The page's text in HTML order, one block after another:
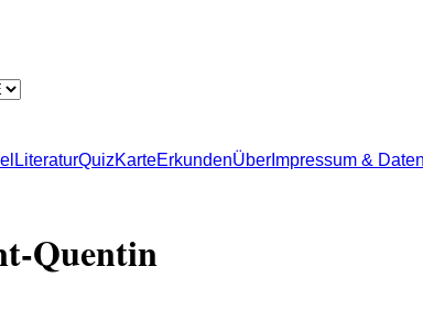
LiteraturQuizKarteErkundenÜber Impressum &
Quentin